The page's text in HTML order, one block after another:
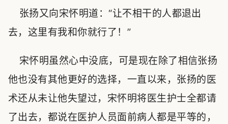
张扬又向宋怀明道：“让不相干的人都退出
去，这里有我和你就行了！”
宋怀明虽然心中没底，可是现在除了相信张扬
他也没有其他更好的选择，一直以来，张扬的医
术还从未让他失望过，宋怀明将医生护士全都请
了出去，都说在医护人员面前病人都是平等的，